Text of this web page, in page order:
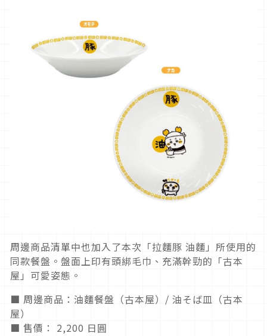
周邊商品清單中也加入了本次「拉麵豚 油麵」所使用的
同款餐盤。盤面上印有頭綁毛巾、充滿幹勁的「古本
屋」可愛姿態。
■ 周邊商品：油麵餐盤（古本屋）/ 油そば皿（古本
屋）
■ 售價： 2,200 日圓